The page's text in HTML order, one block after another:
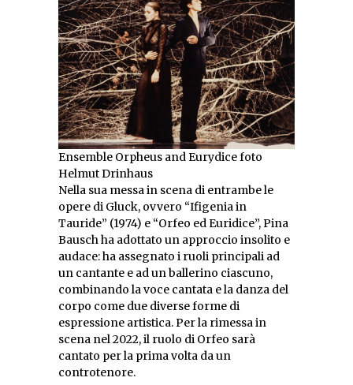
Ensemble Orpheus and Eurydice foto
Helmut Drinhaus
Nella sua messa in scena di entrambe le
opere di Gluck, ovvero “Ifigenia in
Tauride” (1974) e “Orfeo ed Euridice”, Pina
Bausch ha adottato un approccio insolito e
audace: ha assegnato i ruoli principali ad
un cantante e ad un ballerino ciascuno,
combinando la voce cantata e la danza del
corpo come due diverse forme di
espressione artistica. Per la rimessa in
scena nel 2022, il ruolo di Orfeo sarà
cantato per la prima volta da un
controtenore.